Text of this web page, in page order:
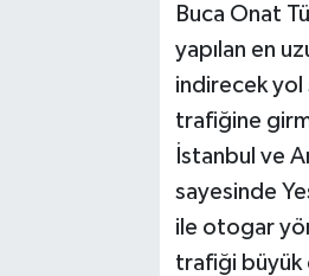
Buca Onat
yapılan en
indirecek yol
trafiğine
İstanbul ve
sayesinde
ile otogar
trafiği büyük